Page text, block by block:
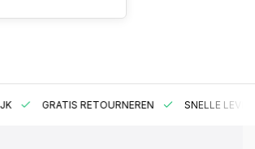
GRATIS RETOURNEREN SNELLE